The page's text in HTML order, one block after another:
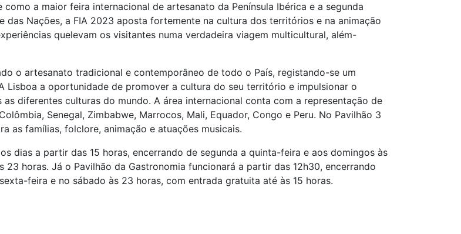
a maior feira internacional de artesanato da Península Ibérica e a segunda
das Nações, a FIA 2023 aposta fortemente na cultura dos territórios e na animação
quelevam os visitantes numa verdadeira viagem multicultural, além-
o artesanato tradicional e contemporâneo de todo o País, registando-se um
Lisboa a oportunidade de promover a cultura do seu território e impulsionar o
diferentes culturas do mundo. A área internacional conta com a representação de
Senegal, Zimbabwe, Marrocos, Mali, Equador, Congo e Peru. No Pavilhão 3
as famílias, folclore, animação e atuações musicais.
dias a partir das 15 horas, encerrando de segunda a quinta-feira e aos domingos às
horas. Já o Pavilhão da Gastronomia funcionará a partir das 12h30, encerrando
feira e no sábado às 23 horas, com entrada gratuita até às 15 horas.